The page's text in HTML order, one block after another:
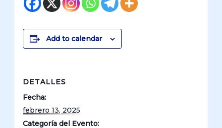
Add to calendar
DETALLES
Fecha:
febrero 13, 2025
Categoría del Evento: